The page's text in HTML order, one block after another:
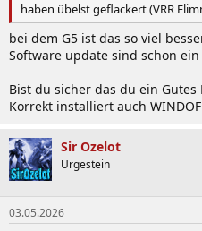
haben übelst geflackert (VRR
bei dem G5 ist das so viel
Software update sind schon
Bist du sicher das du ein
Korrekt installiert auch WINDOF
Sir Ozelot
Urgestein
03.05.2026